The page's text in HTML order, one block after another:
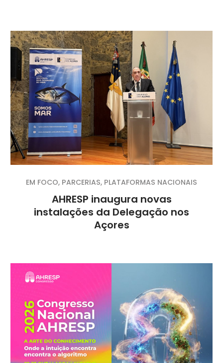
AHRESP inaugura novas
instalações da Delegação nos
Açores
EM FOCO, PARCERIAS, PLATAFORMAS NACIONAIS